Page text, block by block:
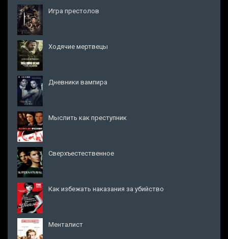
Игра престолов
Ходячие мертвецы
Дневники вампира
Мыслить как преступник
Сверхъестественное
Как избежать наказания за убийство
Менталист